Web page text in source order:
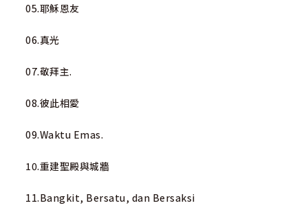
05.耶穌恩友
06.真光
07.敬拜主.
08.彼此相愛
09.Waktu Emas.
10.重建聖殿與城牆
11.Bangkit, Bersatu, dan Bersaksi